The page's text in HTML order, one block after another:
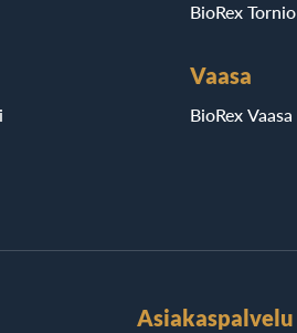
BioRex Tornio
Vaasa
BioRex Vaasa
Asiakaspalvelu